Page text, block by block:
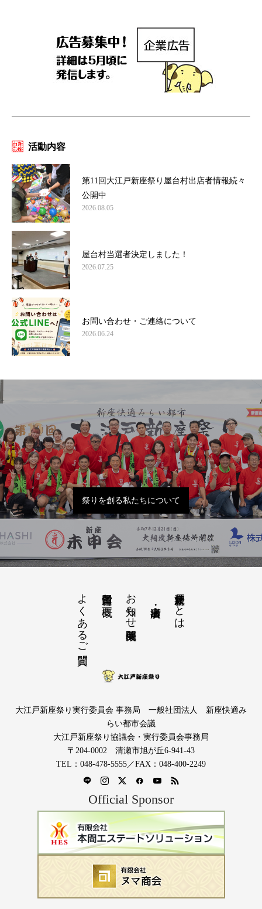
活動内容
第11回大江戸新座祭り屋台村出店者情報続々
公開中
2026.08.05
屋台村当選者決定しました！
2026.07.25
お問い合わせ・ご連絡について
2026.06.24
祭りを創る私たちについて
大江戸新座祭りとは
お知らせ開催概要
運営団体と概要
よくあるご質問
大江戸新座祭り実行委員会 事務局 一般社団法人 新座快適み
らい都市会議
大江戸新座祭り協議会・実行委員会事務局
〒204-0002 清瀬市旭が丘6-941-43
TEL：048-478-5555／FAX：048-400-2249
Official Sponsor